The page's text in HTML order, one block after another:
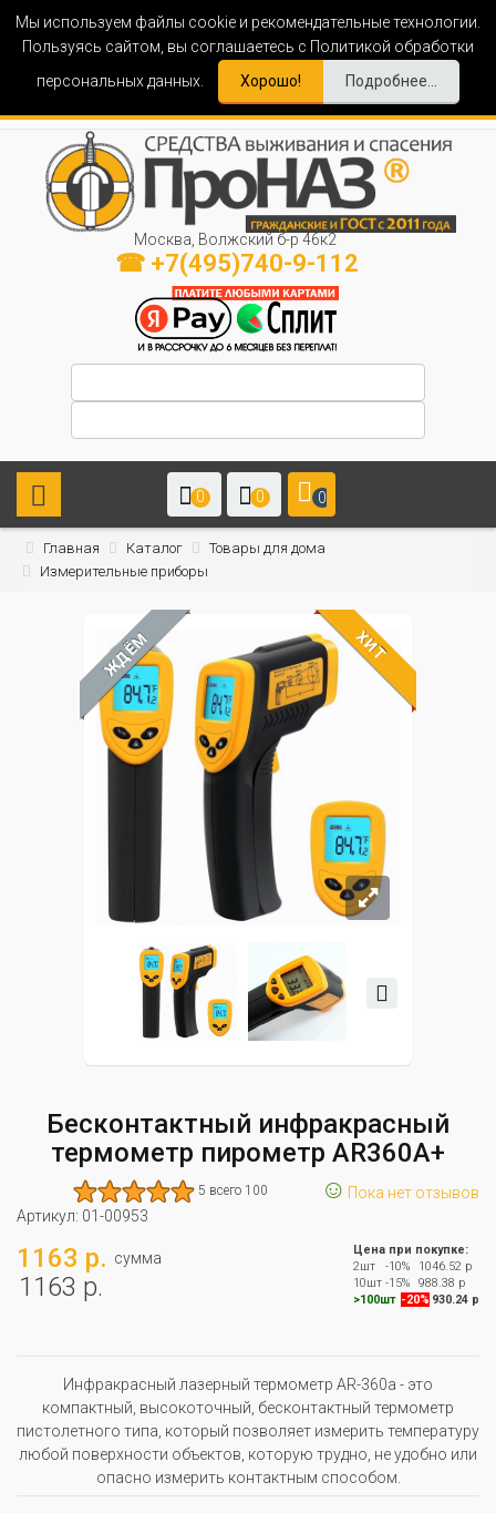
Мы используем файлы cookie и рекомендательные технологии.
Пользуясь сайтом, вы соглашаетесь с Политикой обработки
персональных данных.
Хорошо! Подробнее...
Москва, Волжский б-р 46к2
☎ +7(495)740-9-112
0 0 0
Главная Каталог
Товары для дома
Измерительные приборы
ЖДЁМ ХИТ
Бесконтактный инфракрасный
термометр пирометр AR360A+
5 всего 100 ☺ Пока нет отзывов
Артикул: 01-00953
1163 р. сумма
1163 р.
Цена при покупке:
2шт
-10%
1046.52 р
10шт -15%
988.38 р
>100шт -20% 930.24 р
Инфракрасный лазерный термометр AR-360a - это
компактный, высокоточный, бесконтактный термометр
пистолетного типа, который позволяет измерить температуру
любой поверхности объектов, которую трудно, не удобно или
опасно измерить контактным способом.